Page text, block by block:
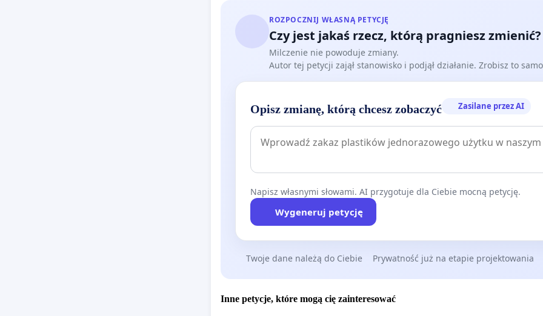
ROZPOCZNIJ WŁASNĄ PETYCJĘ
Czy jest jakaś rzecz, którą pragniesz zmienić?
Milczenie nie powoduje zmiany.
Autor tej petycji zajął stanowisko i podjął działanie. Zrobisz to
Opisz zmianę, którą chcesz zobaczyć Zasilane przez AI
Napisz własnymi słowami. AI przygotuje dla Ciebie mocną petycję.
Wygeneruj petycję
Twoje dane należą do Ciebie Prywatność już na etapie projektowania
Inne petycje, które mogą cię zainteresować